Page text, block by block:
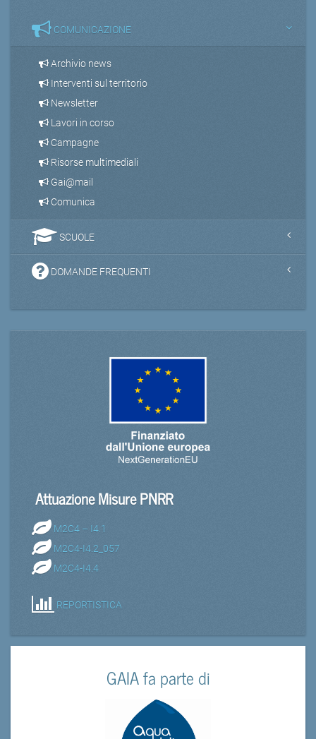
COMUNICAZIONE
Archivio news
Interventi sul territorio
Newsletter
Lavori in corso
Campagne
Risorse multimediali
Gai@mail
Comunica
SCUOLE
DOMANDE FREQUENTI
Attuazione Misure PNRR
M2C4 – I4.1
M2C4-I4.2_057
M2C4-I4.4
REPORTISTICA
GAIA fa parte di